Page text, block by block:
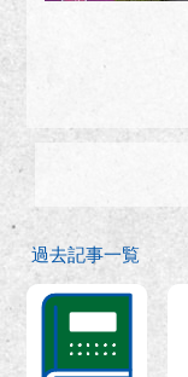
過去記事一覧